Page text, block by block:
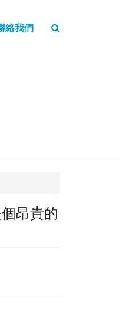
絡我們
昂貴的